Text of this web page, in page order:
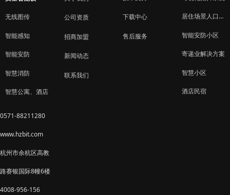
无线图传
智能感知
智能安防
智慧消防
智慧公寓、酒店
公司资质
招商加盟
新闻动态
联系我们
下载中心
售后服务
居住场景人口管理
智能安防小区
寄递业解决方案
智慧小区
酒店民宿
0571-88211280
www.hzbit.com
杭州市余杭区高教
路赛银国际8幢6楼
4008-956-156